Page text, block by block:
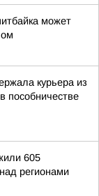
может
курьера из
пособничестве
605
регионами